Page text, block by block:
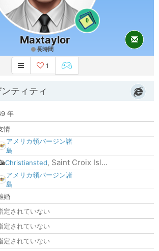
0
Maxtaylor
長時間
1
ティティ
年
情
アメリカ領バージン諸
島
Christiansted, Saint Croix Isl...
アメリカ領バージン諸
島
婚
定されていない
定されていない
定されていない